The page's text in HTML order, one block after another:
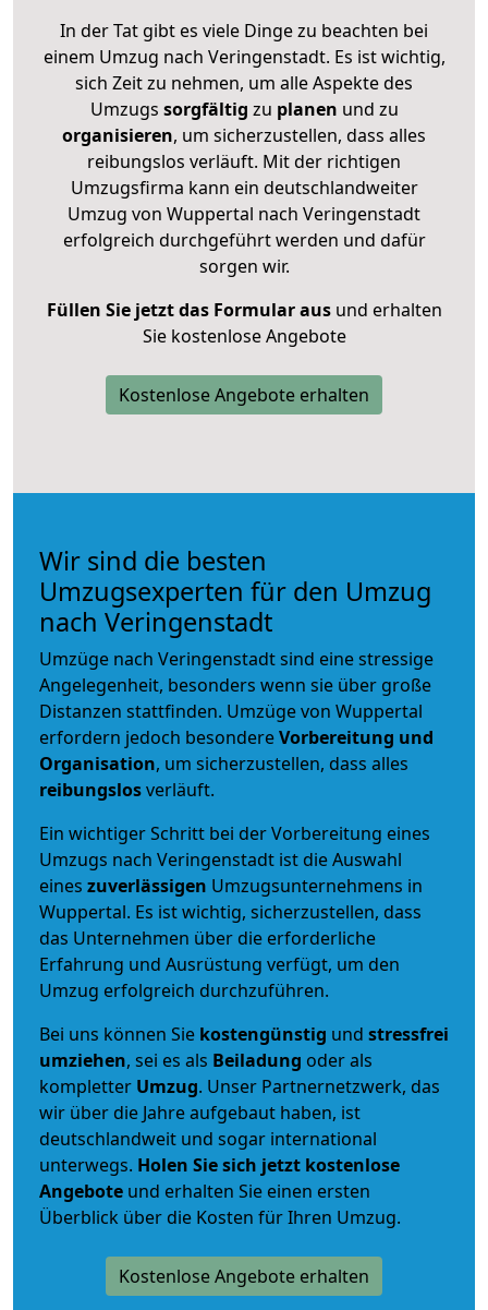
In der Tat gibt es viele Dinge zu beachten bei
einem Umzug nach Veringenstadt. Es ist wichtig,
sich Zeit zu nehmen, um alle Aspekte des
Umzugs sorgfältig zu planen und zu
organisieren, um sicherzustellen, dass alles
reibungslos verläuft. Mit der richtigen
Umzugsfirma kann ein deutschlandweiter
Umzug von Wuppertal nach Veringenstadt
erfolgreich durchgeführt werden und dafür
sorgen wir.
Füllen Sie jetzt das Formular ausund erhalten
Sie kostenlose Angebote
Kostenlose Angebote erhalten
Wir sind die besten
Umzugsexperten für den Umzug
nach Veringenstadt
Umzüge nach Veringenstadt sind eine stressige
Angelegenheit, besonders wenn sie über große
Distanzen stattfinden. Umzüge von Wuppertal
erfordern jedoch besondereVorbereitung und
Organisation, um sicherzustellen, dass alles
reibungslosverläuft.
Ein wichtiger Schritt bei der Vorbereitung eines
Umzugs nach Veringenstadt ist die Auswahl
eines zuverlässigen Umzugsunternehmens in
Wuppertal. Es ist wichtig, sicherzustellen, dass
das Unternehmen über die erforderliche
Erfahrung und Ausrüstung verfügt, um den
Umzug erfolgreich durchzuführen.
Bei uns können Sie kostengünstig und stressfrei
umziehen, sei es als Beiladung oder als
kompletter Umzug. Unser Partnernetzwerk, das
wir über die Jahre aufgebaut haben, ist
deutschlandweit und sogar international
unterwegs. Holen Sie sich jetzt kostenlose
Angebote und erhalten Sie einen ersten
Überblick über die Kosten für Ihren Umzug.
Kostenlose Angebote erhalten